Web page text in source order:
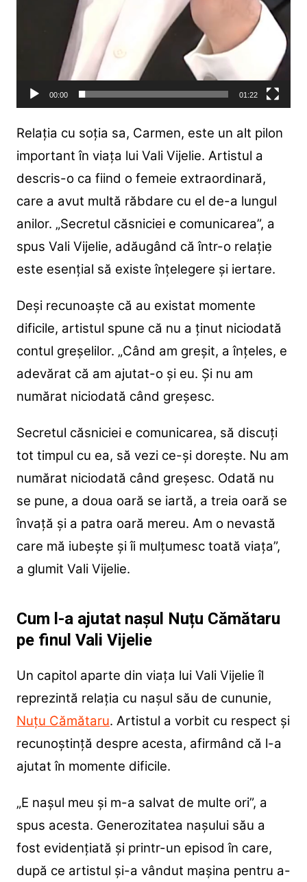
00:00 01:22
Relația cu soția sa, Carmen, este un alt pilon
important în viața lui Vali Vijelie. Artistul a
descris-o ca fiind o femeie extraordinară,
care a avut multă răbdare cu el de-a lungul
anilor. „Secretul căsniciei e comunicarea”, a
spus Vali Vijelie, adăugând că într-o relație
este esențial să existe înțelegere și iertare.
Deși recunoaște că au existat momente
dificile, artistul spune că nu a ținut niciodată
contul greșelilor. „Când am greșit, a înțeles, e
adevărat că am ajutat-o și eu. Și nu am
numărat niciodată când greșesc.
Secretul căsniciei e comunicarea, să discuți
tot timpul cu ea, să vezi ce-și dorește. Nu am
numărat niciodată când greșesc. Odată nu
se pune, a doua oară se iartă, a treia oară se
învață și a patra oară mereu. Am o nevastă
care mă iubește și îi mulțumesc toată viața”,
a glumit Vali Vijelie.
Cum l-a ajutat nașul Nuțu Cămătaru
pe finul Vali Vijelie
Un capitol aparte din viața lui Vali Vijelie îl
reprezintă relația cu nașul său de cununie,
Nuțu Cămătaru. Artistul a vorbit cu respect și
recunoștință despre acesta, afirmând că l-a
ajutat în momente dificile.
„E nașul meu și m-a salvat de multe ori”, a
spus acesta. Generozitatea nașului său a
fost evidențiată și printr-un episod în care,
după ce artistul și-a vândut mașina pentru a-